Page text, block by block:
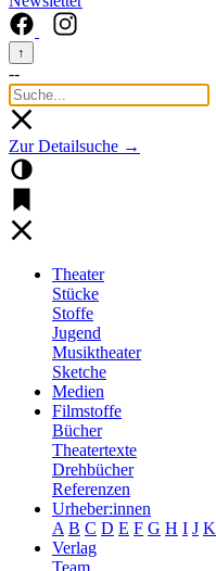
↑
--
Zur Detailsuche →
Theater
Stücke
Stoffe
Jugend
Musiktheater
Sketche
Medien
Filmstoffe
Bücher
Theatertexte
Drehbücher
Referenzen
Urheber:innen
A B C D E F G H I J K
Verlag
Team